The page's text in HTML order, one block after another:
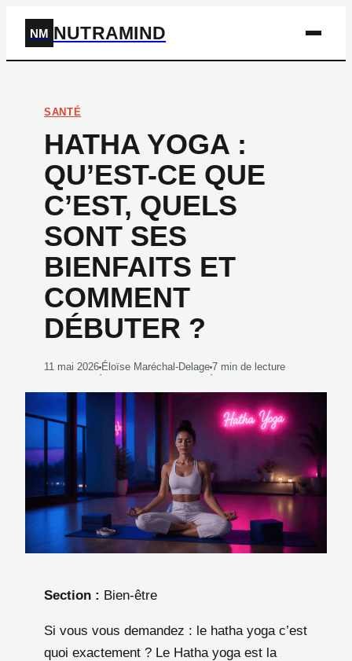
NM NUTRAMIND
SANTÉ
HATHA YOGA :
QU’EST-CE QUE
C’EST, QUELS
SONT SES
BIENFAITS ET
COMMENT
DÉBUTER ?
11 mai 2026
·
Éloïse Maréchal-Delage
·
7 min de lecture
Section : Bien-être
Si vous vous demandez : le hatha yoga c’est
quoi exactement ? Le Hatha yoga est la